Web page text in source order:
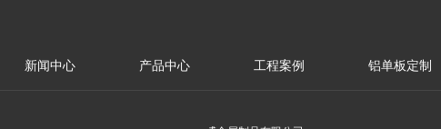
新闻中心 产品中心 工程案例 铝单板定制